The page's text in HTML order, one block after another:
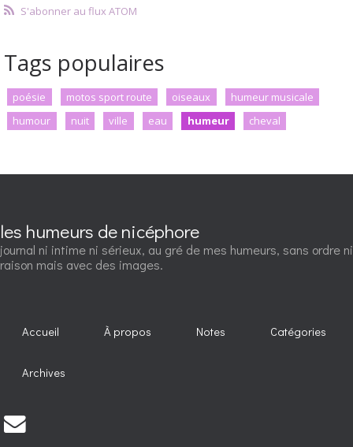
S'abonner au flux ATOM
Tags populaires
poésie motos sport route oiseaux
humeur musicale
humour
nuit ville eau humeur cheval
les humeurs de nicéphore
journal ni intime ni sérieux, au gré de mes humeurs, sans ordre ni
raison mais avec des images.
Accueil À propos Notes Catégories
Archives